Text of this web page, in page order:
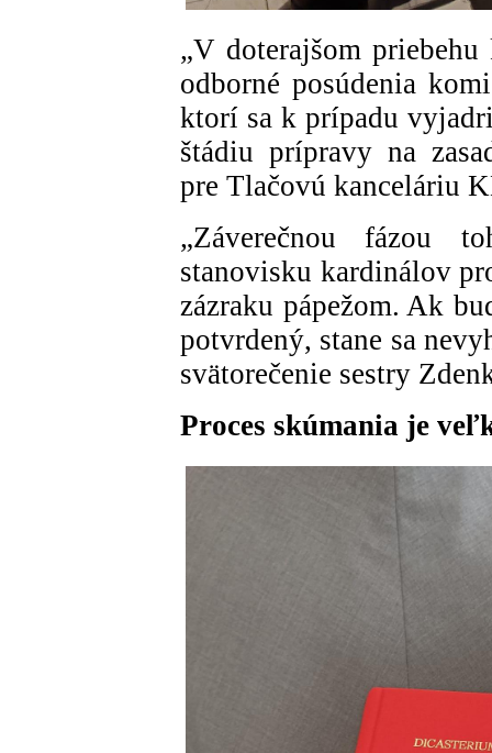
„V doterajšom
odborné posúdenia
ktorí sa k prípadu
štádiu prípravy na
pre Tlačovú kanceláriu
„Záverečnou fázou
stanovisku kardinálov
zázraku pápežom. Ak
potvrdený, stane sa
svätorečenie sestry
Proces skúmania je